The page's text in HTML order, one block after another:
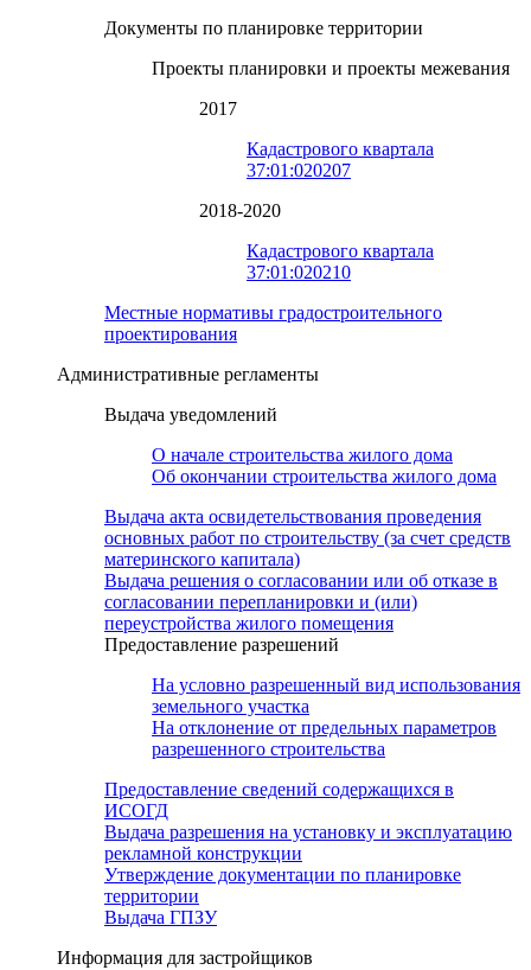
Документы по планировке территории
Проекты планировки и проекты межевания
2017
Кадастрового квартала
37:01:020207
2018-2020
Кадастрового квартала
37:01:020210
Местные нормативы градостроительного
проектирования
Административные регламенты
Выдача уведомлений
О начале строительства жилого дома
Об окончании строительства жилого дома
Выдача акта освидетельствования проведения
основных работ по строительству (за счет средств
материнского капитала)
Выдача решения о согласовании или об отказе в
согласовании перепланировки и (или)
переустройства жилого помещения
Предоставление разрешений
На условно разрешенный вид использования
земельного участка
На отклонение от предельных параметров
разрешенного строительства
Предоставление сведений содержащихся в
ИСОГД
Выдача разрешения на установку и эксплуатацию
рекламной конструкции
Утверждение документации по планировке
территории
Выдача ГПЗУ
Информация для застройщиков